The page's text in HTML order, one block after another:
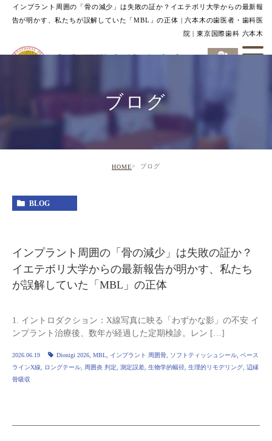
インプラント周囲の「骨の減少」は失敗の証か？イエテボリ大学からの最新報
告が明かす、私たちが誤解していた「MBL」の正体 | 六本木の歯医者・歯科医
院 | 東京国際歯科 六本木
ブログ
HOME ブログ
BLOG
インプラント周囲の「骨の減少」は失敗の証か？
イエテボリ大学からの最新報告が明かす、私たち
が誤解していた「MBL」の正体
1. イントロダクション：X線写真に映る「わずかな影」の不安 イ
ンプラント治療後、数年が経過した定期検診。レン […]
2026.06.19 Dionigi 2026, MBL, インプラント 周囲骨, ソフトティッシュシール, ベース
ラインX線, ロングテール, 周囲炎 判定, 測定誤差, 生物学的幅径, 生理的リモデリング, 辺縁
骨吸収